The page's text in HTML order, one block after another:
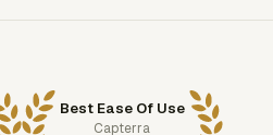
Best Ease Of Use
Capterra